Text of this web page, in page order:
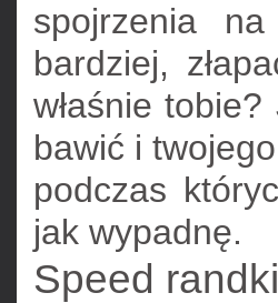
spojrzenia
bardziej,
właśnie
bawić i
podczas
jak wypadnę.
Speed